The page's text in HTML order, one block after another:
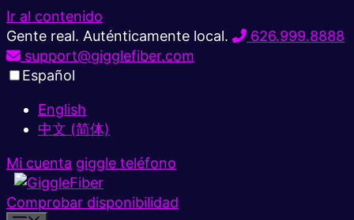
Ir al contenido
Gente real. Auténticamente local.
626.999.8888
support@gigglefiber.com
Español
English
中文 (简体)
Mi cuenta giggle teléfono
Comprobar disponibilidad